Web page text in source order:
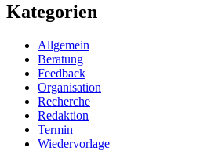
Kategorien
Allgemein
Beratung
Feedback
Organisation
Recherche
Redaktion
Termin
Wiedervorlage